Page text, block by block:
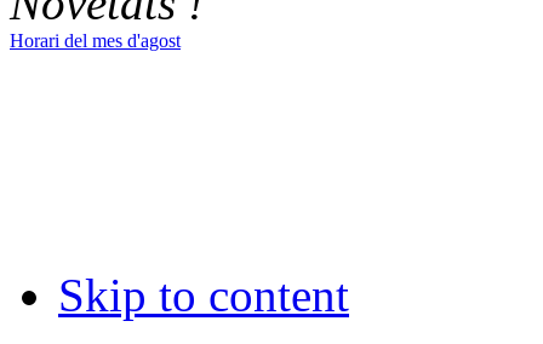
Horari del mes d'agost
Skip to content